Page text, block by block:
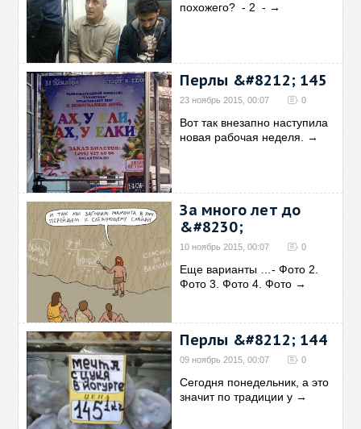
похожего? - 2 - →
Перлы &#8212; 145
23 ноябрь 2015, 00:07 0
Вот так внезапно наступила
новая рабочая неделя.
→
За много лет до
&#8230;
10 ноябрь 2015, 00:07 0
Еще варианты …- Фото 2.
Фото 3. Фото 4. Фото →
Перлы &#8212; 144
09 ноябрь 2015, 00:07 0
Сегодня понедельник, а это
значит по традиции у →